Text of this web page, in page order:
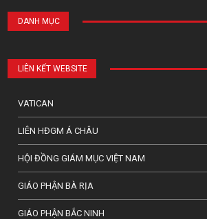
DANH MỤC
LIÊN KẾT WEBSITE
VATICAN
LIÊN HĐGM Á CHÂU
HỘI ĐỒNG GIÁM MỤC VIỆT NAM
GIÁO PHẬN BÀ RỊA
GIÁO PHẬN BẮC NINH